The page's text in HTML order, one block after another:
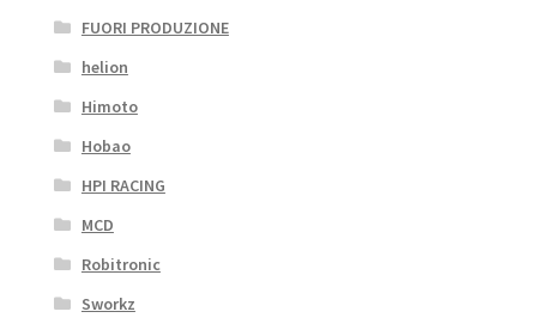
FUORI PRODUZIONE
helion
Himoto
Hobao
HPI RACING
MCD
Robitronic
Sworkz